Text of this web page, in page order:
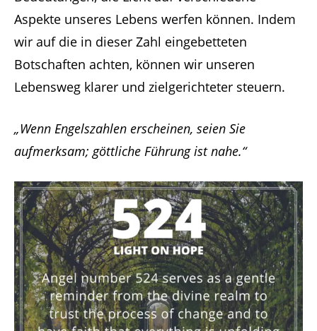
Aspekte unseres Lebens werfen können. Indem
wir auf die in dieser Zahl eingebetteten
Botschaften achten, können wir unseren
Lebensweg klarer und zielgerichteter steuern.
„Wenn Engelszahlen erscheinen, seien Sie
aufmerksam; göttliche Führung ist nahe.“